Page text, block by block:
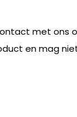
met ons
en mag